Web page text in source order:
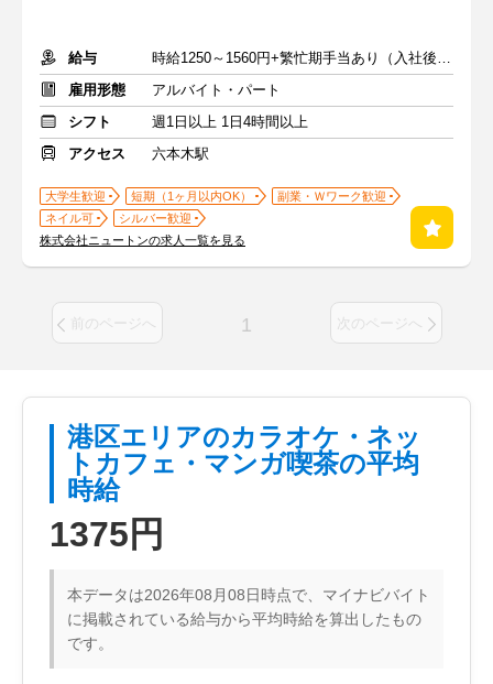
給与
時給1250～1560円+繁忙期手当あり（入社後2ヶ月間：時給1300円）
雇用形態
アルバイト・パート
シフト
週1日以上 1日4時間以上
アクセス
六本木駅
大学生歓迎 短期（1ヶ月以内OK）
副業・Ｗワーク歓迎
ネイル可
シルバー歓迎
株式会社ニュートンの求人一覧を見る
前のページへ 1 次のページへ
港区エリアのカラオケ・ネッ
トカフェ・マンガ喫茶の平均
時給
1375円
本データは2026年08月08日時点で、マイナビバイト
に掲載されている給与から平均時給を算出したもの
です。